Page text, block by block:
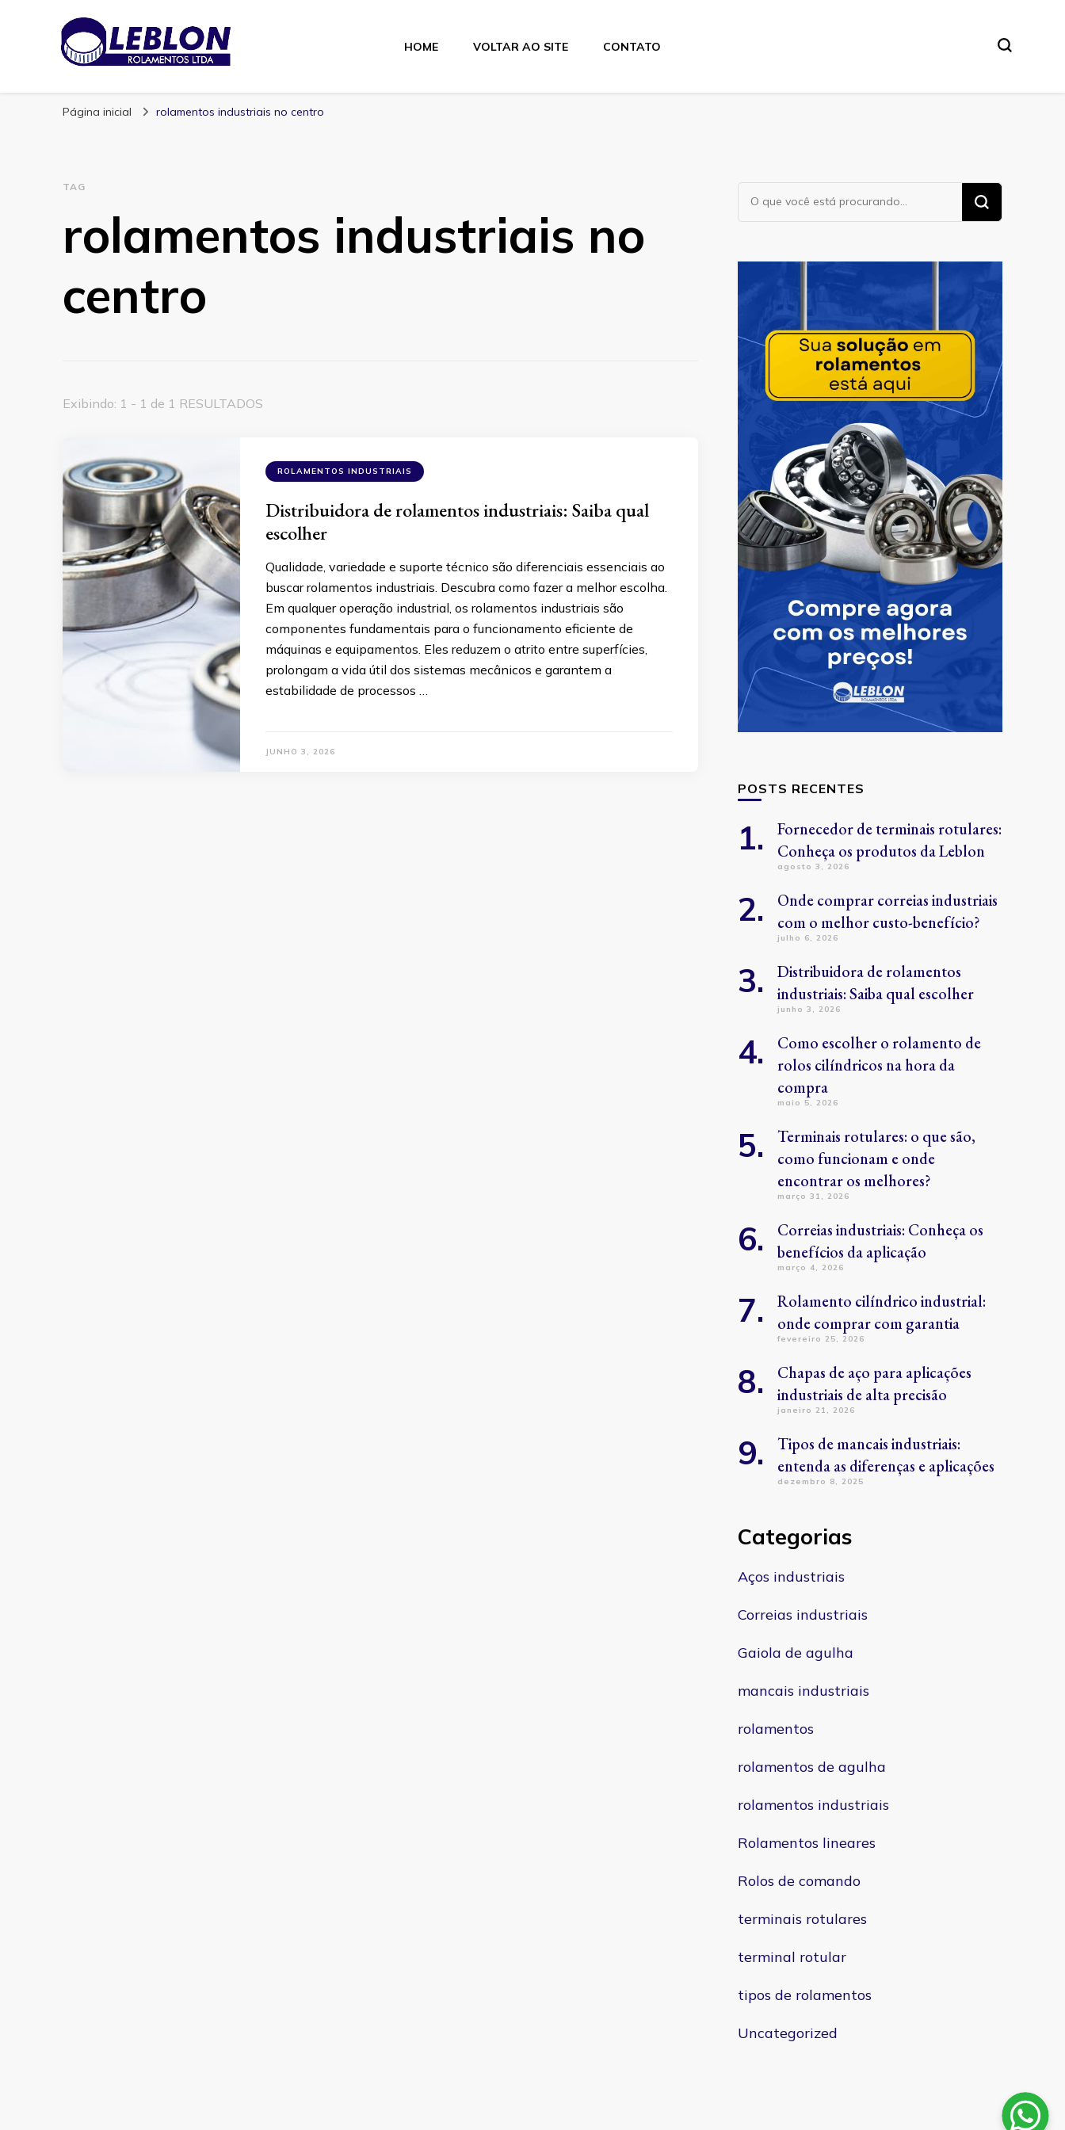
Blog | Leblon Rolamentos
HOME VOLTAR AO SITE CONTATO
Página inicial rolamentos industriais no centro
TAG
rolamentos industriais no
centro
Exibindo: 1 - 1 de 1 RESULTADOS
ROLAMENTOS INDUSTRIAIS
Distribuidora de rolamentos industriais: Saiba qual
escolher
Qualidade, variedade e suporte técnico são diferenciais essenciais ao
buscar rolamentos industriais. Descubra como fazer a melhor escolha.
Em qualquer operação industrial, os rolamentos industriais são
componentes fundamentais para o funcionamento eficiente de
máquinas e equipamentos. Eles reduzem o atrito entre superfícies,
prolongam a vida útil dos sistemas mecânicos e garantem a
estabilidade de processos …
JUNHO 3, 2026
Procurando
algo?
POSTS RECENTES
Fornecedor de terminais rotulares:
Conheça os produtos da Leblon
agosto 3, 2026
Onde comprar correias industriais
com o melhor custo-benefício?
julho 6, 2026
Distribuidora de rolamentos
industriais: Saiba qual escolher
junho 3, 2026
Como escolher o rolamento de
rolos cilíndricos na hora da
compra
maio 5, 2026
Terminais rotulares: o que são,
como funcionam e onde
encontrar os melhores?
março 31, 2026
Correias industriais: Conheça os
benefícios da aplicação
março 4, 2026
Rolamento cilíndrico industrial:
onde comprar com garantia
fevereiro 25, 2026
Chapas de aço para aplicações
industriais de alta precisão
janeiro 21, 2026
Tipos de mancais industriais:
entenda as diferenças e aplicações
dezembro 8, 2025
Categorias
Aços industriais
Correias industriais
Gaiola de agulha
mancais industriais
rolamentos
rolamentos de agulha
rolamentos industriais
Rolamentos lineares
Rolos de comando
terminais rotulares
terminal rotular
tipos de rolamentos
Uncategorized